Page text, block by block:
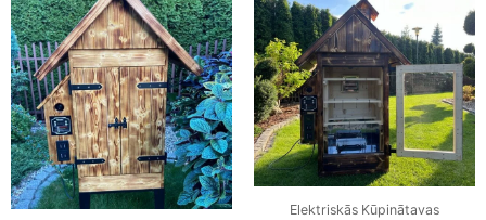
Elektriskās Kūpinātavas